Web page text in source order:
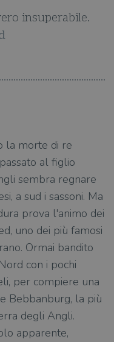
insuperabile.
la morte di re
al figlio
sembra regnare
a sud i sassoni. Ma
prova l'animo dei
uno dei più famosi
Ormai bandito
con i pochi
per compiere una
Bebbanburg, la più
degli Angli.
apparente,